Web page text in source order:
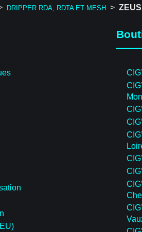
DRIPPER RDA, RDTA ET MESH >